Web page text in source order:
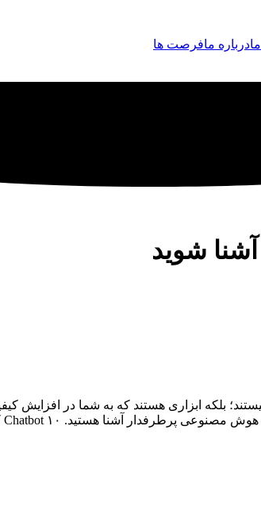
درباره مافرصت ها
بلکه ابزاری هستند که به شما در افزایش